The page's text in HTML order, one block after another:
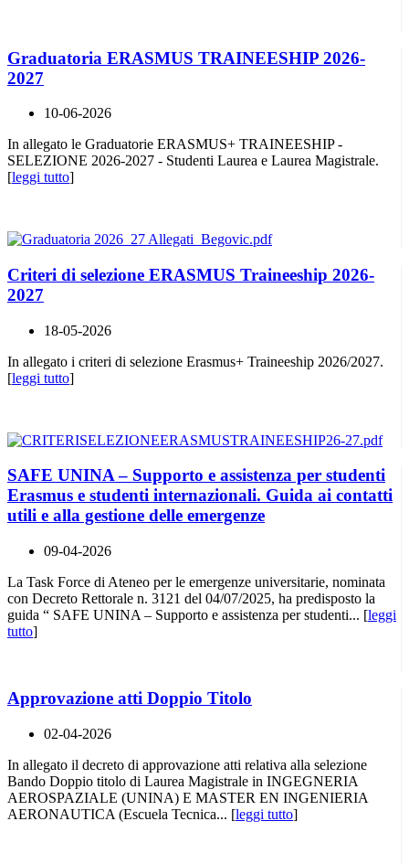
Graduatoria ERASMUS TRAINEESHIP 2026-
2027
10-06-2026
In allegato le Graduatorie ERASMUS+ TRAINEESHIP -
SELEZIONE 2026-2027 - Studenti Laurea e Laurea Magistrale.
[leggi tutto]
Criteri di selezione ERASMUS Traineeship 2026-
2027
18-05-2026
In allegato i criteri di selezione Erasmus+ Traineeship 2026/2027.
[leggi tutto]
SAFE UNINA – Supporto e assistenza per studenti
Erasmus e studenti internazionali. Guida ai contatti
utili e alla gestione delle emergenze
09-04-2026
La Task Force di Ateneo per le emergenze universitarie, nominata
con Decreto Rettorale n. 3121 del 04/07/2025, ha predisposto la
guida “ SAFE UNINA – Supporto e assistenza per studenti... [leggi
tutto]
Approvazione atti Doppio Titolo
02-04-2026
In allegato il decreto di approvazione atti relativa alla selezione
Bando Doppio titolo di Laurea Magistrale in INGEGNERIA
AEROSPAZIALE (UNINA) E MASTER EN INGENIERIA
AERONAUTICA (Escuela Tecnica... [leggi tutto]